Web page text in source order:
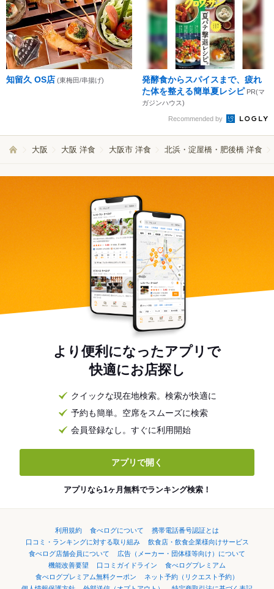
知留久 OS店 (東梅田/串揚げ)
発酵食からスパイスまで、疲れ
た体を整える簡単夏レシピ PR(マ
ガジンハウス)
Recommended by
大阪 大阪 洋食 大阪市 洋食 北浜・淀屋橋・肥後橋 洋食
より便利になったアプリで
快適にお店探し
クイックな現在地検索。検索が快適に
予約も簡単。空席をスムーズに検索
会員登録なし。すぐに利用開始
アプリで開く
アプリなら1ヶ月無料でランキング検索！
利用規約 食べログについて
携帯電話番号認証とは
口コミ・ランキングに対する取り組み
飲食店・飲食企業様向けサービス
食べログ店舗会員について
広告（メーカー・団体様等向け）について
機能改善要望
口コミガイドライン
食べログプレミアム
食べログプレミアム無料クーポン
ネット予約（リクエスト予約）